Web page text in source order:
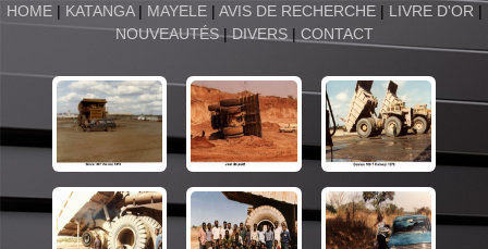
HOME | KATANGA| MAYELE| AVIS DE RECHERCHE| LIVRE D'OR |
NOUVEAUTÉS|DIVERS| CONTACT